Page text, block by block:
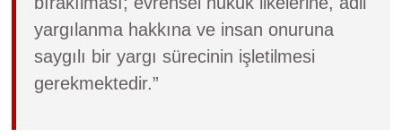
yargılanma hakkına ve insan onuruna
saygılı bir yargı sürecinin işletilmesi
gerekmektedir.”